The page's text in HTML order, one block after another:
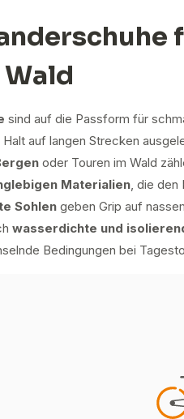
sind auf die Passform für
auf langen Strecken
oder Touren im Wald
Materialien, die den
Sohlen geben Grip auf
wasserdichte und
Bedingungen bei